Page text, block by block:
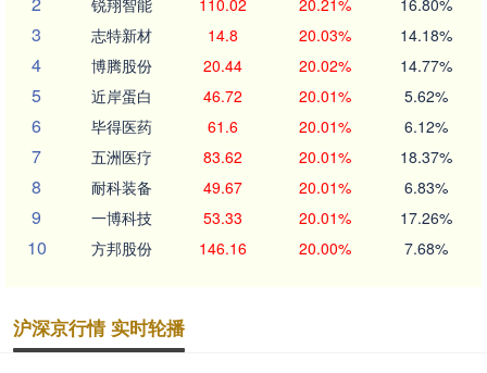
3 志特新材 14.8 20.03% 14.18%
4 博腾股份 20.44 20.02% 14.77%
5 近岸蛋白 46.72 20.01% 5.62%
6 毕得医药 61.6 20.01% 6.12%
7 五洲医疗 83.62 20.01% 18.37%
8 耐科装备 49.67 20.01% 6.83%
9 一博科技 53.33 20.01% 17.26%
10 方邦股份 146.16 20.00% 7.68%
沪深京行情 实时轮播